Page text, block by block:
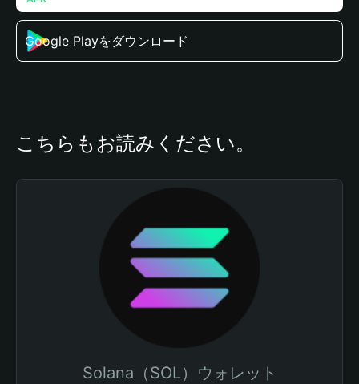
Google Playをダウンロード
こちらもお読みください。
Solana（SOL）ウォレット